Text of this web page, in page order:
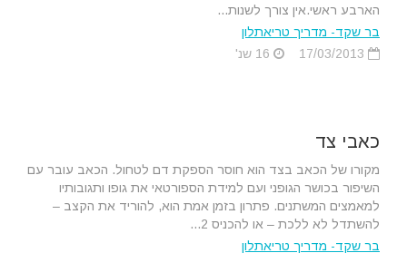
הארבע ראשי.אין צורך לשנות...
בר שקד- מדריך טריאתלון
כאבי צד
מקורו של הכאב בצד הוא חוסר הספקת דם לטחול. הכאב עובר עם
השיפור בכושר הגופני ועם למידת הספורטאי את גופו ותגובותיו
למאמצים המשתנים. פתרון בזמן אמת הוא, להוריד את הקצב –
להשתדל לא ללכת – או להכניס 2...
בר שקד- מדריך טריאתלון